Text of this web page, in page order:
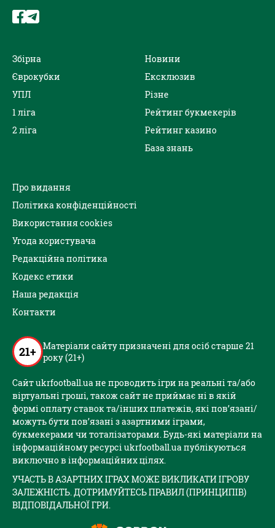
Збірна
Єврокубки
УПЛ
1 ліга
2 ліга
Новини
Ексклюзив
Різне
Рейтинг букмекерів
Рейтинг казино
База знань
Про видання
Політика конфіденційності
Використання cookies
Угода користувача
Редакційна політика
Кодекс етики
Наша редакція
Контакти
21+ Матеріали сайту призначені для осіб старше 21
року (21+)
Сайт ukrfootball.ua не проводить ігри на реальні та/або
віртуальні гроші, також сайт не приймає ні в якій
формі оплату ставок та/інших платежів, які пов’язані/
можуть бути пов’язані з азартними іграми,
букмекерами чи тоталізаторами. Будь-які матеріали на
інформаційному ресурсі ukrfootball.ua публікуються
виключно в інформаційних цілях.
УЧАСТЬ В АЗАРТНИХ ІГРАХ МОЖЕ ВИКЛИКАТИ ІГРОВУ
ЗАЛЕЖНІСТЬ. ДОТРИМУЙТЕСЬ ПРАВИЛ (ПРИНЦИПІВ)
ВІДПОВІДАЛЬНОЇ ГРИ.